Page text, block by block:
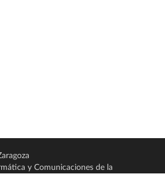
y Comunicaciones de la